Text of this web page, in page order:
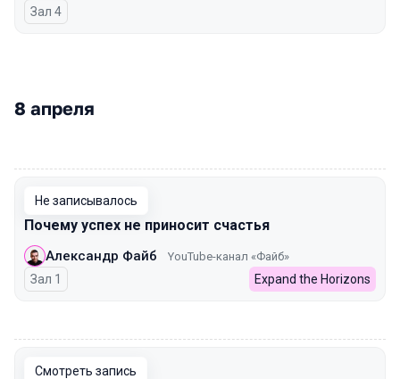
Зал 4
8 апреля
Не записывалось
Почему успех не приносит счастья
Александр Файб YouTube-канал «Файб»
Зал 1 Expand the Horizons
Смотреть запись